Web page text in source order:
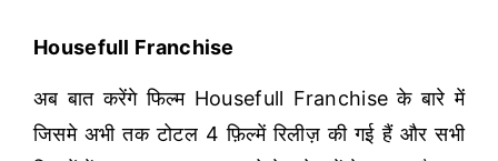
Housefull Franchise
अब बात करेंगे फिल्म Housefull Franchise के बारे में
जिसमे अभी तक टोटल 4 फ़िल्में रिलीज़ की गई हैं और सभी